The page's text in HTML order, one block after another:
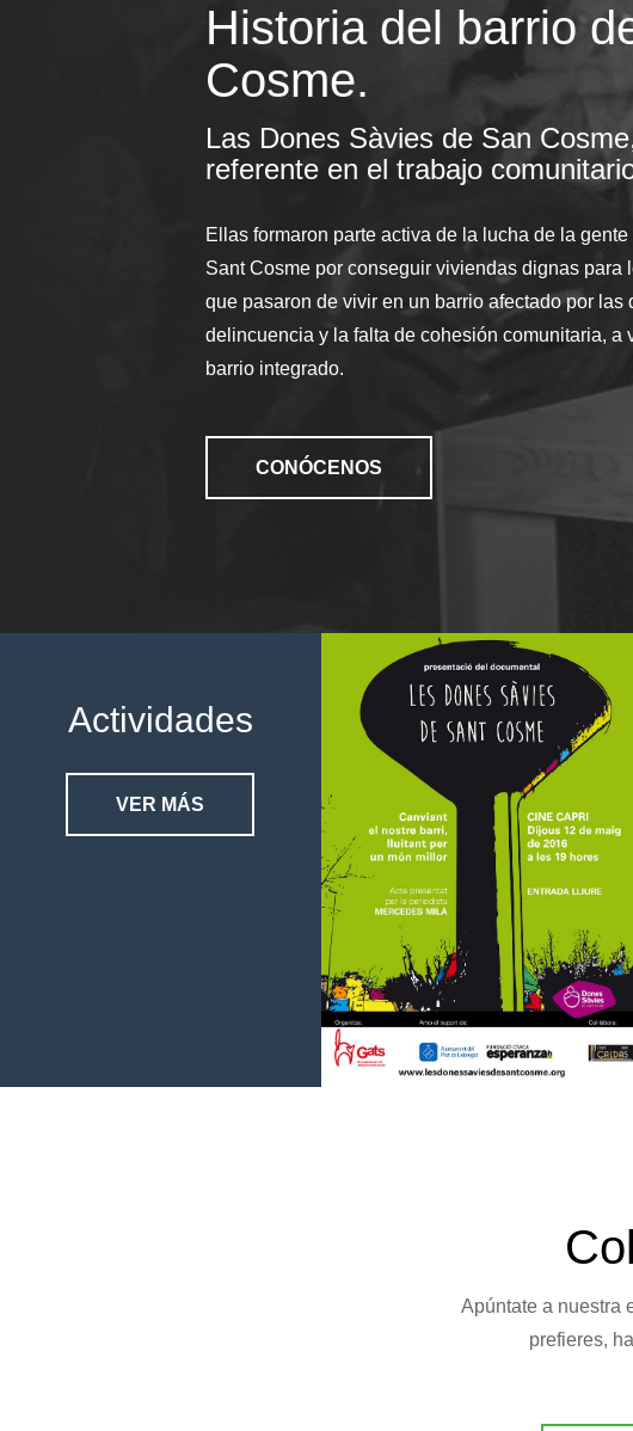
Historia del barrio
Cosme.
Las Dones Sàvies de San
referente en el trabajo
Ellas formaron parte activa de la lucha de la
Sant Cosme por conseguir viviendas dignas para
que pasaron de vivir en un barrio afectado por las
delincuencia y la falta de cohesión comunitaria, a
barrio integrado.
CONÓCENOS
Actividades
VER MÁS
Apúntate a nuestra
prefieres,